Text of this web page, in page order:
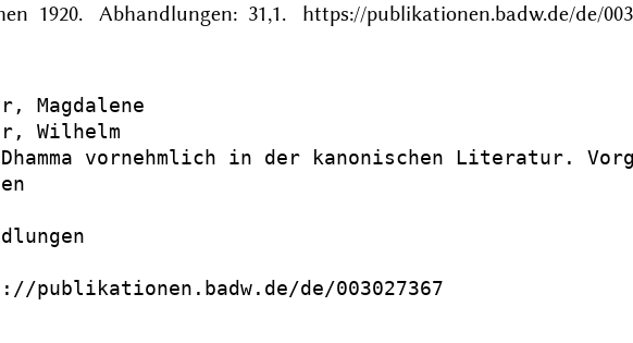
1920. Abhandlungen: 31,1. https://publikationen.badw.de/de/
Magdalene
Wilhelm
vornehmlich in der kanonischen Literatur.
publikationen.badw.de/de/003027367